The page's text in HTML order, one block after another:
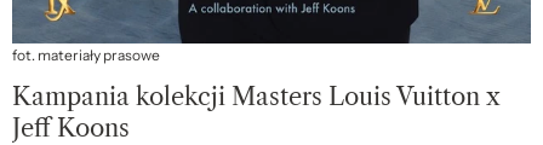
fot. materiały prasowe
Kampania kolekcji Masters Louis Vuitton x
Jeff Koons